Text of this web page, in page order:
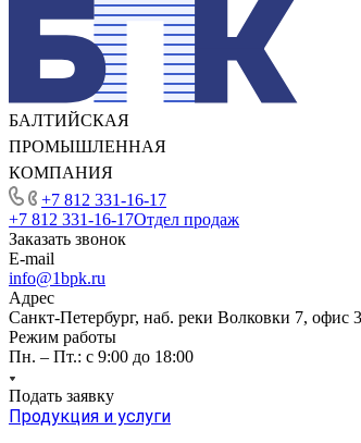
БАЛТИЙСКАЯ
ПРОМЫШЛЕННАЯ
КОМПАНИЯ
+7 812 331-16-17
+7 812 331-16-17Отдел продаж
Заказать звонок
E-mail
info@1bpk.ru
Адрес
Санкт-Петербург, наб. реки Волковки 7, офис
Режим работы
Пн. – Пт.: с 9:00 до 18:00
Подать заявку
Продукция и услуги